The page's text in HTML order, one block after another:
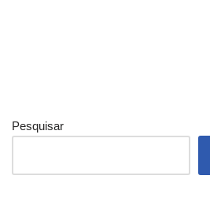
Pesquisar